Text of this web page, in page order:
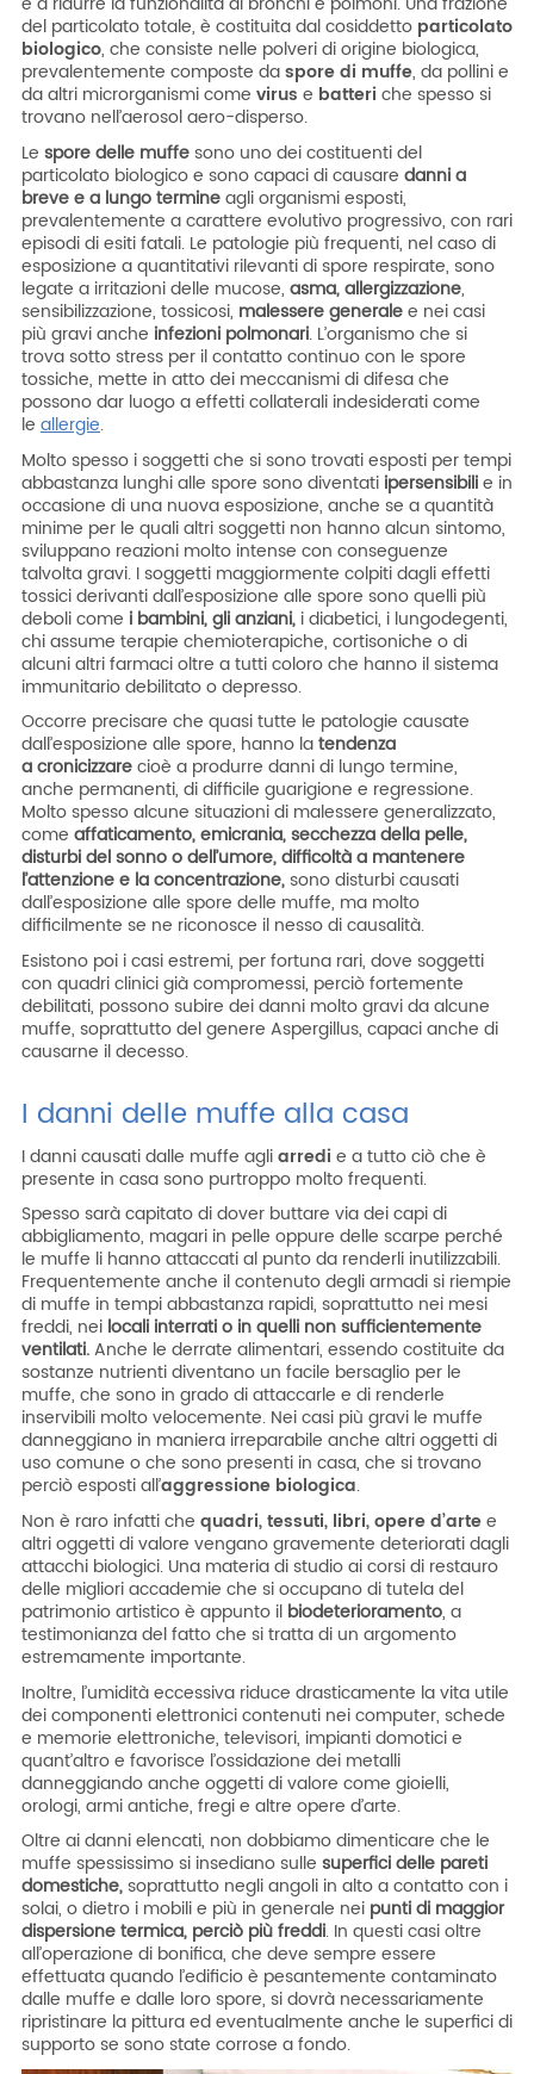
del particolato totale, è costituita dal cosiddetto particolato
biologico, che consiste nelle polveri di origine biologica,
prevalentemente composte daspore di muffe, da pollini e
da altri microrganismi come virus e batteriche spesso si
trovano nell’aerosol aero-disperso.
Le spore delle muffesono uno dei costituenti del
particolato biologico e sono capaci di causare danni a
breve e a lungo termineagli organismi esposti,
prevalentemente a carattere evolutivo progressivo, con rari
episodi di esiti fatali. Le patologie più frequenti, nel caso di
esposizione a quantitativi rilevanti di spore respirate, sono
legate a irritazioni delle mucose, asma, allergizzazione,
sensibilizzazione, tossicosi, malessere generalee nei casi
più gravi anche infezioni polmonari. L’organismo che si
trova sotto stress per il contatto continuo con le spore
tossiche, mette in atto dei meccanismi di difesa che
possono dar luogo a effetti collaterali indesiderati come
le allergie.
Molto spesso i soggetti che si sono trovati esposti per tempi
abbastanza lunghi alle spore sono diventati ipersensibilie in
occasione di una nuova esposizione, anche se a quantità
minime per le quali altri soggetti non hanno alcun sintomo,
sviluppano reazioni molto intense con conseguenze
talvolta gravi. I soggetti maggiormente colpiti dagli effetti
tossici derivanti dall’esposizione alle spore sono quelli più
deboli come i bambini, gli anziani,i diabetici, i lungodegenti,
chi assume terapie chemioterapiche, cortisoniche o di
alcuni altri farmaci oltre a tutti coloro che hanno il sistema
immunitario debilitato o depresso.
Occorre precisare che quasi tutte le patologie causate
dall’esposizione alle spore, hanno latendenza
acronicizzarecioè a produrre danni di lungo termine,
anche permanenti, di difficile guarigione e regressione.
Molto spesso alcune situazioni di malessere generalizzato,
come affaticamento, emicrania, secchezza della pelle,
disturbi del sonno o dell’umore, difficoltà a mantenere
l’attenzione e la concentrazione,sono disturbi causati
dall’esposizione alle spore delle muffe, ma molto
difficilmente se ne riconosce il nesso di causalità.
Esistono poi i casi estremi, per fortuna rari, dove soggetti
con quadri clinici già compromessi, perciò fortemente
debilitati, possono subire dei danni molto gravi da alcune
muffe, soprattutto del genere Aspergillus, capaci anche di
causarne il decesso.
I danni delle muffe alla casa
I danni causati dalle muffe agliarredie a tutto ciò che è
presente in casa sono purtroppo molto frequenti.
Spesso sarà capitato di dover buttare via dei capi di
abbigliamento, magari in pelle oppure delle scarpe perché
le muffe li hanno attaccati al punto da renderli inutilizzabili.
Frequentemente anche il contenuto degli armadi si riempie
di muffe in tempi abbastanza rapidi, soprattutto nei mesi
freddi, nei locali interrati o in quelli non sufficientemente
ventilati.Anche le derrate alimentari, essendo costituite da
sostanze nutrienti diventano un facile bersaglio per le
muffe, che sono in grado di attaccarle e di renderle
inservibili molto velocemente. Nei casi più gravi le muffe
danneggiano in maniera irreparabile anche altri oggetti di
uso comune o che sono presenti in casa, che si trovano
perciò esposti all’aggressione biologica.
Non è raro infatti che quadri, tessuti, libri, opere d’artee
altri oggetti di valore vengano gravemente deteriorati dagli
attacchi biologici. Una materia di studio ai corsi di restauro
delle migliori accademie che si occupano di tutela del
patrimonio artistico è appunto il biodeterioramento, a
testimonianza del fatto che si tratta di un argomento
estremamente importante.
Inoltre, l’umidità eccessiva riduce drasticamente la vita utile
dei componenti elettronici contenuti nei computer, schede
e memorie elettroniche, televisori, impianti domotici e
quant’altro e favorisce l’ossidazione dei metalli
danneggiando anche oggetti di valore come gioielli,
orologi, armi antiche, fregi e altre opere d’arte.
Oltre ai danni elencati, non dobbiamo dimenticare che le
muffe spessissimo si insediano sulle superfici delle pareti
domestiche,soprattutto negli angoli in alto a contatto con i
solai, o dietro i mobili e più in generale nei punti di maggior
dispersione termica, perciò più freddi. In questi casi oltre
all’operazione di bonifica, che deve sempre essere
effettuata quando l’edificio è pesantemente contaminato
dalle muffe e dalle loro spore, si dovrà necessariamente
ripristinare la pittura ed eventualmente anche le superfici di
supporto se sono state corrose a fondo.